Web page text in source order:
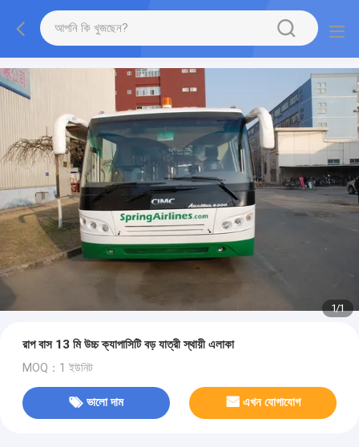
1/1
রাপ বাস 13 মি উচ্চ ক্যাপাসিটি বড় যাত্রী স্থায়ী এলাকা
MOQ：1 ইউনিট
ভালো দাম এখন যোগাযোগ